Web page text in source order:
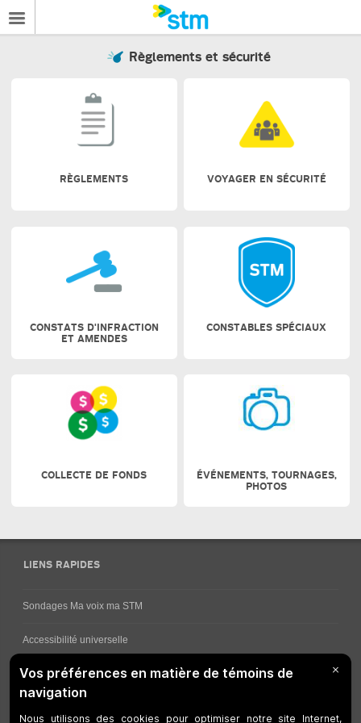
Règlements et sécurité
RÈGLEMENTS VOYAGER EN SÉCURITÉ
CONSTATS D'INFRACTION
ET AMENDES
CONSTABLES SPÉCIAUX
COLLECTE DE FONDS
ÉVÉNEMENTS, TOURNAGES,
PHOTOS
LIENS RAPIDES
Sondages Ma voix ma STM
Accessibilité universelle
Comment obtenir vos horaires de bus